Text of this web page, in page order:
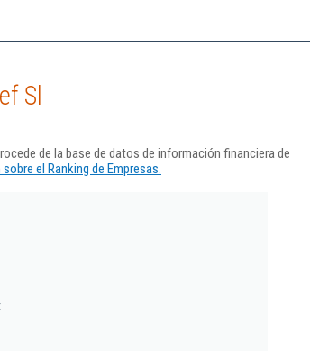
Sl
de la base de datos de información financiera de
el Ranking de Empresas.